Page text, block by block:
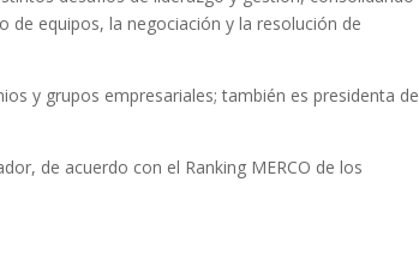
equipos, la negociación y la resolución de
y grupos empresariales; también es presidenta de
de acuerdo con el Ranking MERCO de los